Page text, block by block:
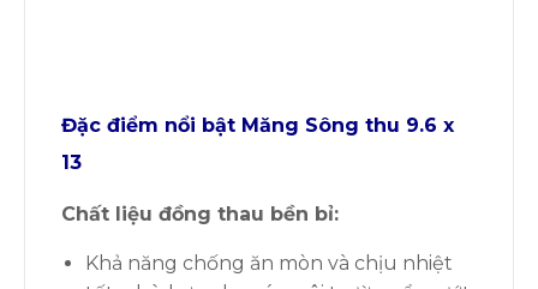
Đặc điểm nổi bật Măng Sông thu 9.6 x
13
Chất liệu đồng thau bền bỉ:
Khả năng chống ăn mòn và chịu nhiệt